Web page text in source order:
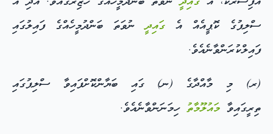
ސްލިޕުގެ ކޮޕީއެއް އެ ގައިދީނުވަތަ ބަންދުމީހެއްގެ ފައިލުގައި
ފައިލްކުރަންވާނެއެވެ.
(ރ) މި މާއްދާގެ (ނ) ގައި ބަޔާންކޮށްފައިވާ ސްލިޕުގައި
ތިރީގައިވާ މައުލޫމާތު ހިމަނަންވާނެއެވެ.